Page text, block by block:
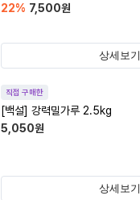
22% 7,500원
상세보기
직접 구매한
[백설] 강력밀가루 2.5kg
5,050원
상세보기